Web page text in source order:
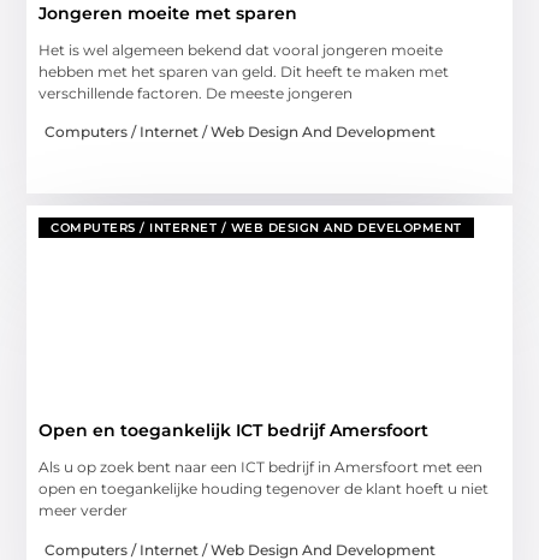
Jongeren moeite met sparen
Het is wel algemeen bekend dat vooral jongeren moeite
hebben met het sparen van geld. Dit heeft te maken met
verschillende factoren. De meeste jongeren
Computers / Internet / Web Design And Development
COMPUTERS / INTERNET / WEB DESIGN AND DEVELOPMENT
Open en toegankelijk ICT bedrijf Amersfoort
Als u op zoek bent naar een ICT bedrijf in Amersfoort met een
open en toegankelijke houding tegenover de klant hoeft u niet
meer verder
Computers / Internet / Web Design And Development